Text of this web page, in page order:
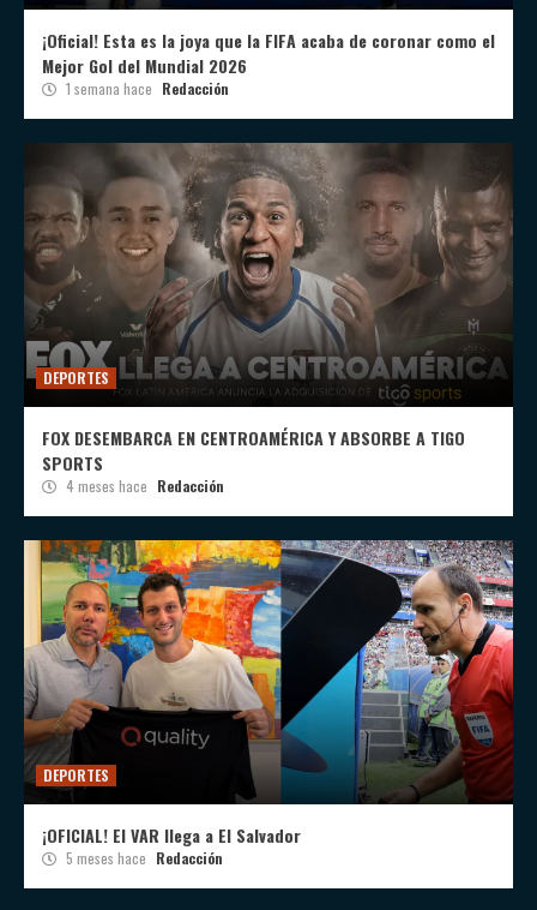
¡Oficial! Esta es la joya que la FIFA acaba de coronar como el
Mejor Gol del Mundial 2026
1 semana hace Redacción
DEPORTES
FOX DESEMBARCA EN CENTROAMÉRICA Y ABSORBE A TIGO
SPORTS
4 meses hace Redacción
DEPORTES
¡OFICIAL! El VAR llega a El Salvador
5 meses hace Redacción